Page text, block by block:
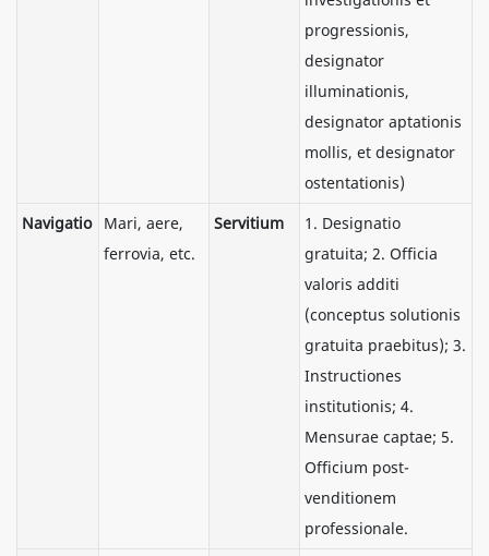
progressionis,
designator
illuminationis,
designator aptationis
mollis, et designator
ostentationis)
Navigatio
Mari, aere,
ferrovia, etc.
Servitium
1. Designatio
gratuita; 2. Officia
valoris additi
(conceptus solutionis
gratuita praebitus); 3.
Instructiones
institutionis; 4.
Mensurae captae; 5.
Officium post-
venditionem
professionale.